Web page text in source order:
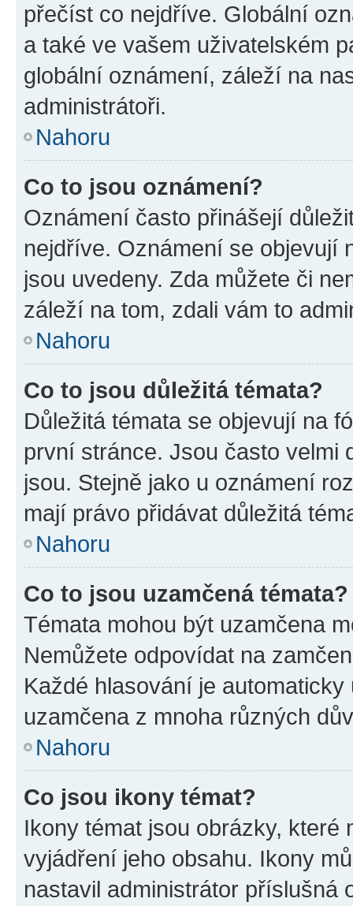
přečíst co nejdříve. Globální
a také ve vašem uživatelském
globální oznámení, záleží na
administrátoři.
Nahoru
Co to jsou oznámení?
Oznámení často přinášejí
nejdříve. Oznámení se objevují
jsou uvedeny. Zda můžete či
záleží na tom, zdali vám to
Nahoru
Co to jsou důležitá témata?
Důležitá témata se objevují na
první stránce. Jsou často velmi
jsou. Stejně jako u oznámení
mají právo přidávat důležitá
Nahoru
Co to jsou uzamčená témata?
Témata mohou být uzamčena
Nemůžete odpovídat na
Každé hlasování je
uzamčena z mnoha různých
Nahoru
Co jsou ikony témat?
Ikony témat jsou obrázky,
vyjádření jeho obsahu. Ikony
nastavil administrátor příslušná